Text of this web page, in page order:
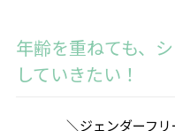
年齢を重ねても、
していきたい！
＼ジェンダーフ